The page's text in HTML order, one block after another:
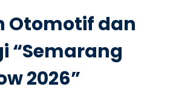
Otomotif dan
“Semarang
2026”